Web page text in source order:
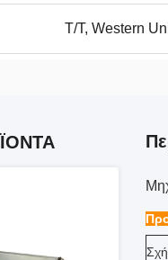
T/T, Western